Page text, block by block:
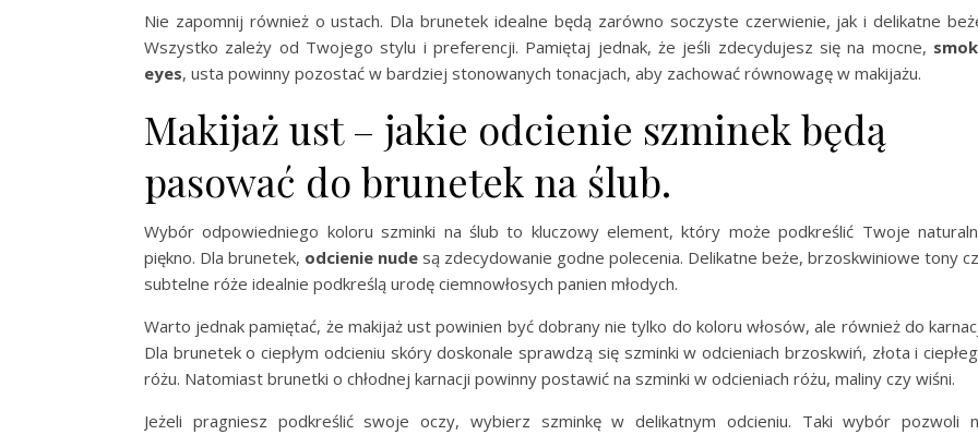
Nie zapomnij również o ustach. Dla brunetek idealne będą zarówno soczyste czerwienie, jak i delikatne
Wszystko zależy od Twojego stylu i preferencji. Pamiętaj jednak, że jeśli zdecydujesz się na mocne,
eyes, usta powinny pozostać w bardziej stonowanych tonacjach, aby zachować równowagę w makijażu.
Makijaż ust – jakie odcienie szminek będą
pasować do brunetek na ślub.
Wybór odpowiedniego koloru szminki na ślub to kluczowy element, który może podkreślić Twoje
piękno. Dla brunetek, odcienie nude są zdecydowanie godne polecenia. Delikatne beże, brzoskwiniowe tony
subtelne róże idealnie podkreślą urodę ciemnowłosych panien młodych.
Warto jednak pamiętać, że makijaż ust powinien być dobrany nie tylko do koloru włosów, ale również do
Dla brunetek o ciepłym odcieniu skóry doskonale sprawdzą się szminki w odcieniach brzoskwiń, złota i
różu. Natomiast brunetki o chłodnej karnacji powinny postawić na szminki w odcieniach różu, maliny czy wiśni.
Jeżeli pragniesz podkreślić swoje oczy, wybierz szminkę w delikatnym odcieniu. Taki wybór pozwoli